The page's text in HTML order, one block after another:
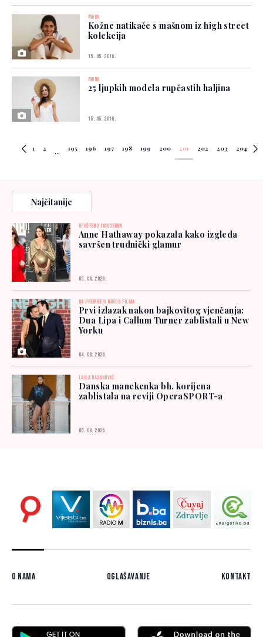
MODA
Kožne natikače s mašnom iz high street
kolekcija
15. 05. 2018.
MODA
25 ljupkih modela rupčastih haljina
15. 05. 2018.
1 2 ... 195 196 197 198 199 200 201 202 203 204
Najčitanije
OPUŠTENO I MODERNO
Anne Hathaway pokazala kako izgleda
savršen trudnički glamur
05. 08. 2026.
NA PREMIJERI NOVOG FILMA
Prvi izlazak nakon bajkovitog vjenčanja:
Dua Lipa i Callum Turner zablistali u New
Yorku
04. 08. 2026.
LAILA HASANOVIĆ
Danska manekenka bh. korijena
zablistala na reviji OperaSPORT-a
05. 08. 2026.
O nama Oglašavanje Kontakt